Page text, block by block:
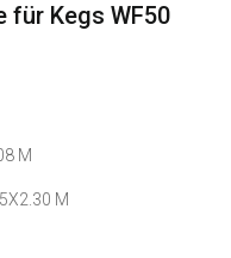
für Kegs WF50
M
M